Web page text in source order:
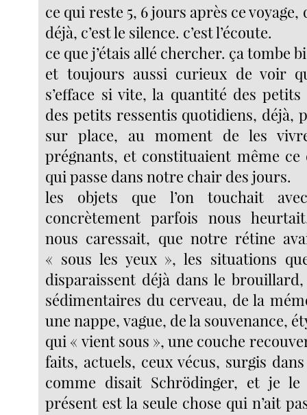
ce qui reste 5, 6 jours après ce
déjà, c’est le silence. c’est l’écoute.
ce que j’étais allé chercher. ça tombe
et toujours aussi curieux de voir
s’efface si vite, la quantité des
des petits ressentis quotidiens, déjà,
sur place, au moment de les
prégnants, et constituaient même ce
qui passe dans notre chair des jours.
les objets que l’on touchait
concrètement parfois nous
nous caressait, que notre rétine
« sous les yeux », les situations
disparaissent déjà dans le
sédimentaires du cerveau, de la
une nappe, vague, de la souvenance,
qui « vient sous », une couche
faits, actuels, ceux vécus, surgis
comme disait Schrödinger, et je
présent est la seule chose qui n’ait